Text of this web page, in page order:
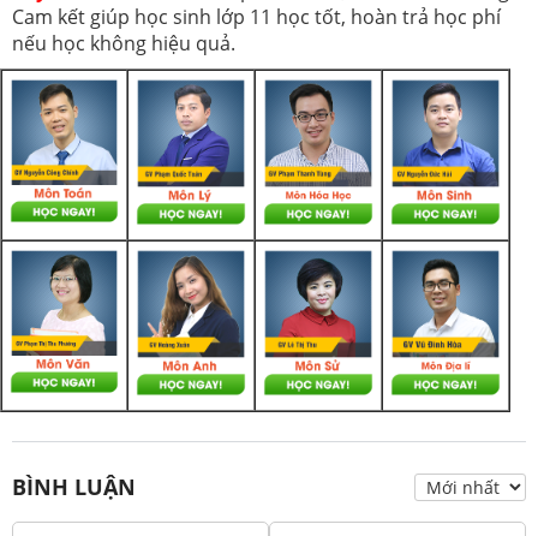
Cam kết giúp học sinh lớp 11 học tốt, hoàn trả học phí
nếu học không hiệu quả.
BÌNH LUẬN